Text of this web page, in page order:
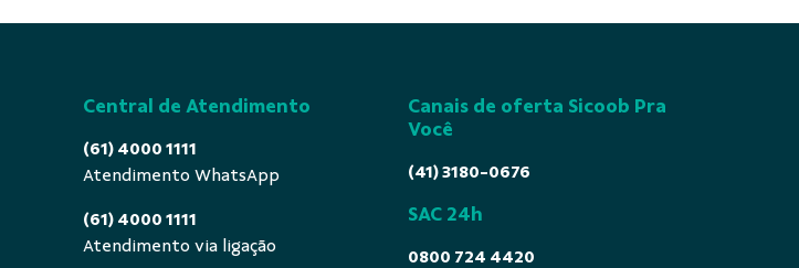
Central de Atendimento
(61) 4000 1111
Atendimento WhatsApp
(61) 4000 1111
Atendimento via ligação
Canais de oferta Sicoob Pra
Você
(41) 3180-0676
SAC 24h
0800 724 4420